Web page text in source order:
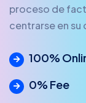
proceso de
centrarse en
100%
0% Fee